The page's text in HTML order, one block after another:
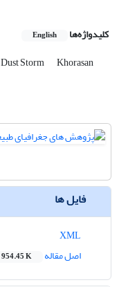
کلیدواژه‌ها English
Dust Storm Khorasan
فایل ها
اصل مقاله
954.45 K